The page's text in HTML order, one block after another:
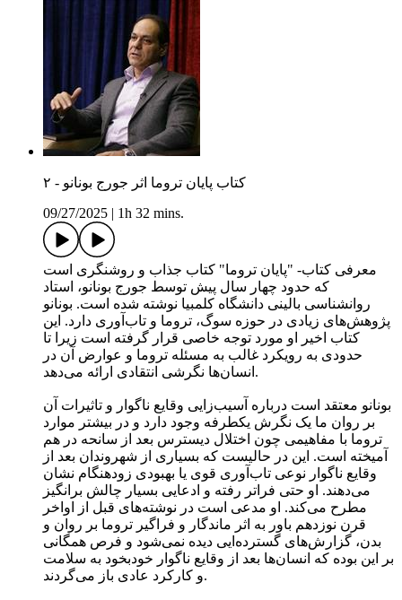
کتاب پایان تروما اثر جورج بونانو - ۲
09/27/2025
1h 32 mins.
معرفی کتاب- "پایان تروما" کتاب جذاب و روشنگری است
که حدود چهار سال پیش توسط جورج بونانو، استاد
روانشناسی بالینی دانشگاه کلمبیا نوشته شده است. بونانو
پژوهش‌های زیادی در حوزه سوگ، تروما و تاب‌آوری دارد. این
کتاب اخیر او مورد توجه خاصی قرار گرفته است زیرا تا
حدودی به رویکرد غالب به مسئله تروما و عوارض آن در
انسان‌ها نگرشی انتقادی ارائه می‌دهد.
بونانو معتقد است درباره آسیب‌زایی وقایع ناگوار و تاثیرات آن
بر روان ما یک نگرش یکطرفه وجود دارد و در بیشتر موارد
تروما با مفاهیمی چون اختلال دیسترس بعد از سانحه در هم
آمیخته است. این در حالیست که بسیاری از شهروندان بعد از
وقایع ناگوار نوعی تاب‌آوری قوی یا بهبودی زودهنگام نشان
می‌دهند. او حتی فراتر رفته و ادعایی بسیار چالش برانگیز
مطرح می‌کند. او مدعی است در نوشته‌های قبل از اواخر
قرن نوزدهم باور به اثر ماندگار و فراگیر تروما بر روان و
بدن، گزارش‌های گسترده‌ایی دیده نمی‌شود و فرص همگانی
بر این بوده که انسان‌ها بعد از وقایع ناگوار خودبخود به سلامت
و کارکرد عادی باز می‌گردند.